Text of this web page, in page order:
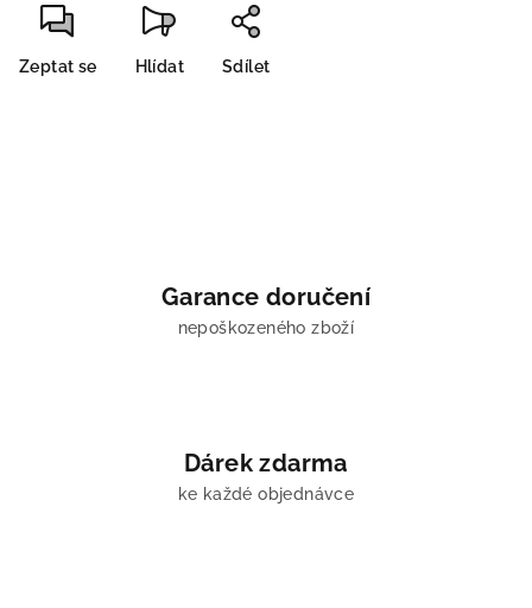
Zeptat se Hlídat Sdílet
Garance doručení
nepoškozeného zboží
Dárek zdarma
ke každé objednávce